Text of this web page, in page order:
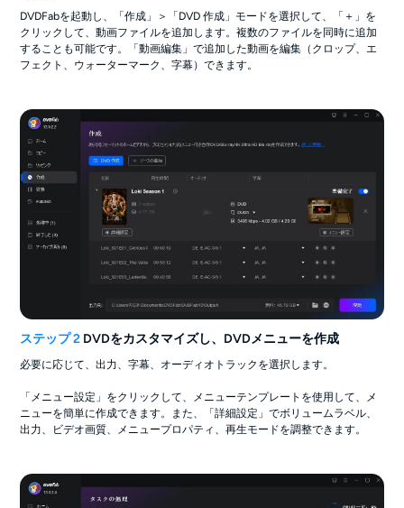
DVDFabを起動し、「作成」＞「DVD 作成」モードを選択して、「＋」を
クリックして、動画ファイルを追加します。複数のファイルを同時に追加
することも可能です。「動画編集」で追加した動画を編集（クロップ、エ
フェクト、ウォーターマーク、字幕）できます。
ステップ 2 DVDをカスタマイズし、DVDメニューを作成
必要に応じて、出力、字幕、オーディオトラックを選択します。
「メニュー設定」をクリックして、メニューテンプレートを使用して、メ
ニューを簡単に作成できます。また、「詳細設定」でボリュームラベル、
出力、ビデオ画質、メニュープロパティ、再生モードを調整できます。